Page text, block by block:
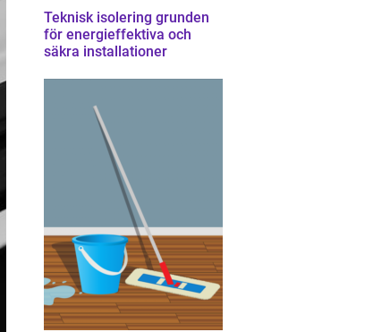
Teknisk isolering grunden
för energieffektiva och
säkra installationer